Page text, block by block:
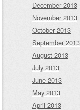
December 2013
November 2013
October 2013
September 2013
August 2013
July 2013
June 2013
May 2013
April 2013